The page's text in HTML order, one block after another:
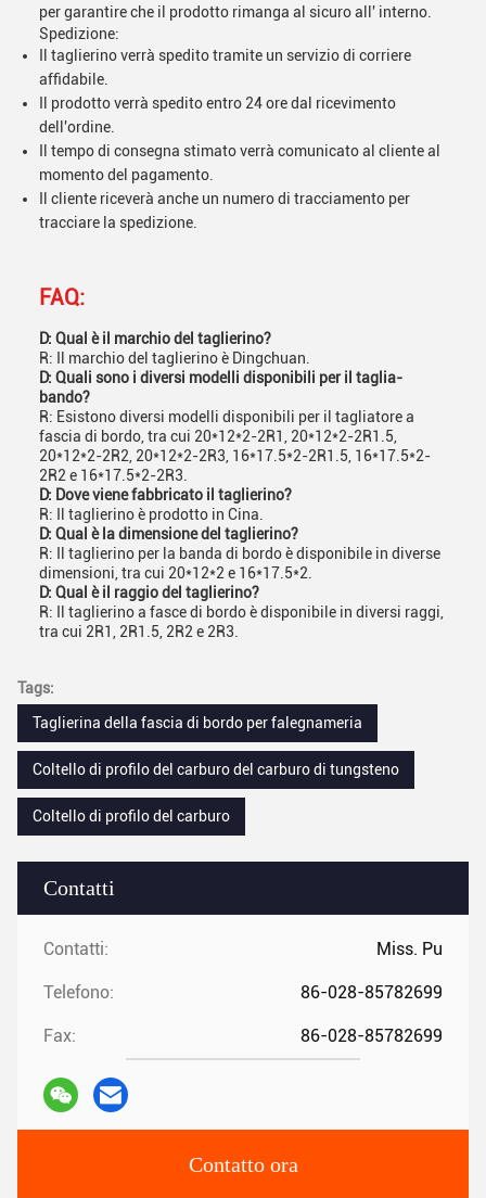
Contatti
Contatti: Miss. Pu
Telefono: 86-028-85782699
Fax: 86-028-85782699
Contatto ora
per garantire che il prodotto rimanga al sicuro all' interno.
Spedizione:
Il taglierino verrà spedito tramite un servizio di corriere
affidabile.
Il prodotto verrà spedito entro 24 ore dal ricevimento
dell'ordine.
Il tempo di consegna stimato verrà comunicato al cliente al
momento del pagamento.
Il cliente riceverà anche un numero di tracciamento per
tracciare la spedizione.
FAQ:
D: Qual è il marchio del taglierino?
R: Il marchio del taglierino è Dingchuan.
D: Quali sono i diversi modelli disponibili per il taglia-
bando?
R: Esistono diversi modelli disponibili per il tagliatore a
fascia di bordo, tra cui 20*12*2-2R1, 20*12*2-2R1.5,
20*12*2-2R2, 20*12*2-2R3, 16*17.5*2-2R1.5, 16*17.5*2-
2R2 e 16*17.5*2-2R3.
D: Dove viene fabbricato il taglierino?
R: Il taglierino è prodotto in Cina.
D: Qual è la dimensione del taglierino?
R: Il taglierino per la banda di bordo è disponibile in diverse
dimensioni, tra cui 20*12*2 e 16*17.5*2.
D: Qual è il raggio del taglierino?
R: Il taglierino a fasce di bordo è disponibile in diversi raggi,
tra cui 2R1, 2R1.5, 2R2 e 2R3.
Tags:
Taglierina della fascia di bordo per falegnameria
Coltello di profilo del carburo del carburo di tungsteno
Coltello di profilo del carburo